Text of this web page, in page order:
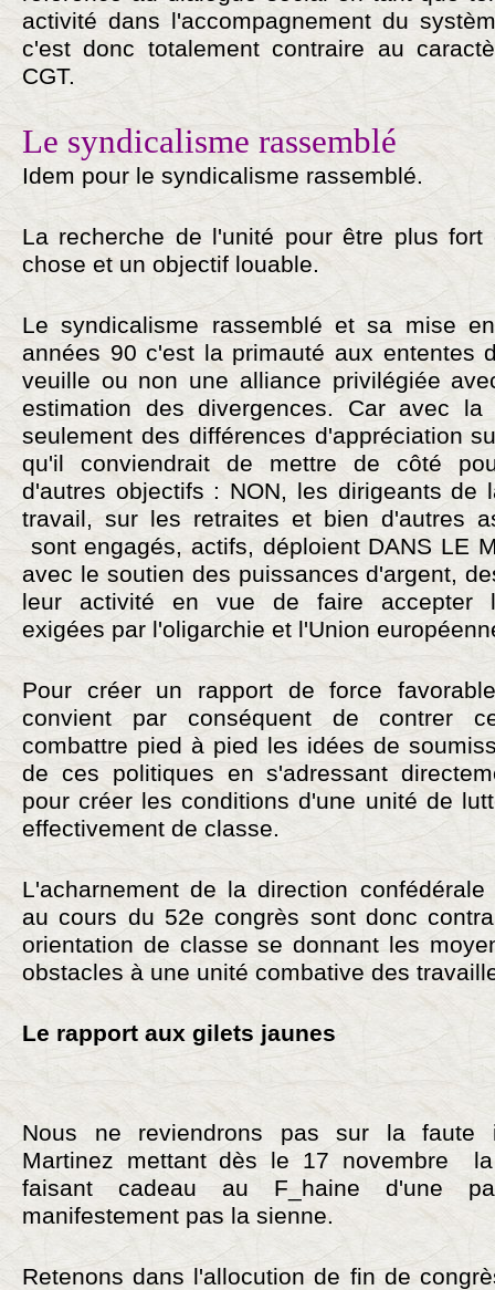
activité dans l'accompagnement du
c'est donc totalement contraire au
CGT.
Le syndicalisme rassemblé
Idem pour le syndicalisme rassemblé.
La recherche de l'unité pour être plus fort
chose et un objectif louable.
Le syndicalisme rassemblé et sa mise
années 90 c'est la primauté aux ententes
veuille ou non une alliance privilégiée
estimation des divergences. Car avec
seulement des différences d'appréciation
qu'il conviendrait de mettre de côté
d'autres objectifs : NON, les dirigeants de
travail, sur les retraites et bien d'autres
sont engagés, actifs, déploient DANS LE
avec le soutien des puissances d'argent,
leur activité en vue de faire accepter
exigées par l'oligarchie et l'Union
Pour créer un rapport de force
convient par conséquent de contrer
combattre pied à pied les idées de
de ces politiques en s'adressant
pour créer les conditions d'une unité de
effectivement de classe.
L'acharnement de la direction
au cours du 52e congrès sont donc
orientation de classe se donnant les
obstacles à une unité combative des
Le rapport aux gilets jaunes
Nous ne reviendrons pas sur la faute
Martinez mettant dès le 17 novembre
faisant cadeau au F_haine d'une
manifestement pas la sienne.
Retenons dans l'allocution de fin de